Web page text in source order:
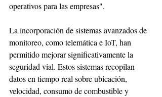
operativos para las empresas".
La incorporación de sistemas avanzados de
monitoreo, como telemática e IoT, han
permitido mejorar significativamente la
seguridad vial. Estos sistemas recopilan
datos en tiempo real sobre ubicación,
velocidad, consumo de combustible y